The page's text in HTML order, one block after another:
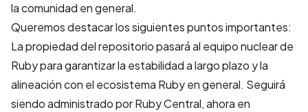
la comunidad en general.
Queremos destacar los siguientes puntos importantes:
La propiedad del repositorio pasará al equipo nuclear de
Ruby para garantizar la estabilidad a largo plazo y la
alineación con el ecosistema Ruby en general. Seguirá
siendo administrado por Ruby Central, ahora en